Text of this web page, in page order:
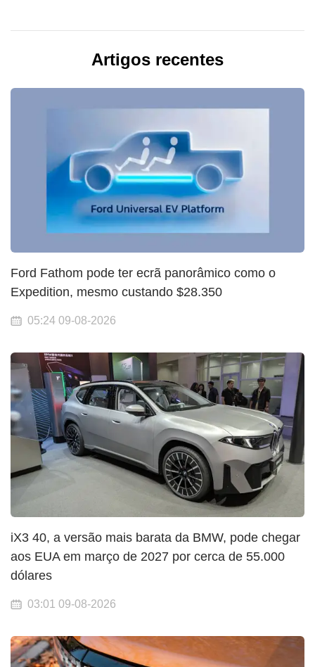
Artigos recentes
Ford Fathom pode ter ecrã panorâmico como o
Expedition, mesmo custando $28.350
05:24 09-08-2026
iX3 40, a versão mais barata da BMW, pode chegar
aos EUA em março de 2027 por cerca de 55.000
dólares
03:01 09-08-2026